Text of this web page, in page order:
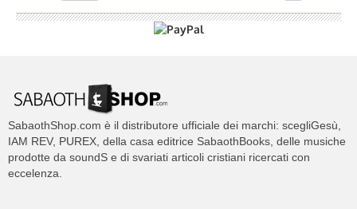
SabaothShop.com è il distributore ufficiale dei marchi: scegliGesù,
IAM REV, PUREX, della casa editrice SabaothBooks, delle musiche
prodotte da soundS e di svariati articoli cristiani ricercati con
eccelenza.